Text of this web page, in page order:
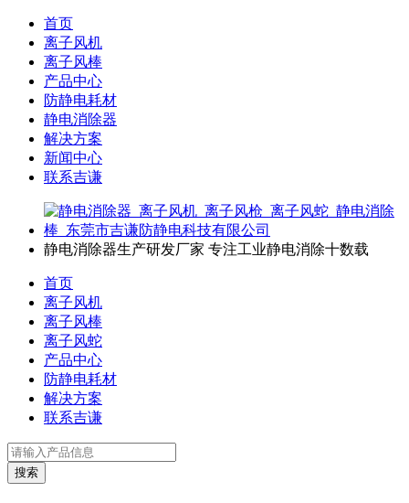
首页
离子风机
离子风棒
产品中心
防静电耗材
静电消除器
解决方案
新闻中心
联系吉谦
静电消除器生产研发厂家 专注工业静电消除十数载
首页
离子风机
离子风棒
离子风蛇
产品中心
防静电耗材
解决方案
联系吉谦